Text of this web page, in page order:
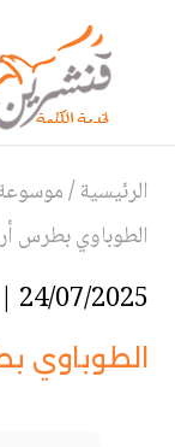
الرئيسية/
الطوباوي بطرس
24/07/2025 |
الطوباوي